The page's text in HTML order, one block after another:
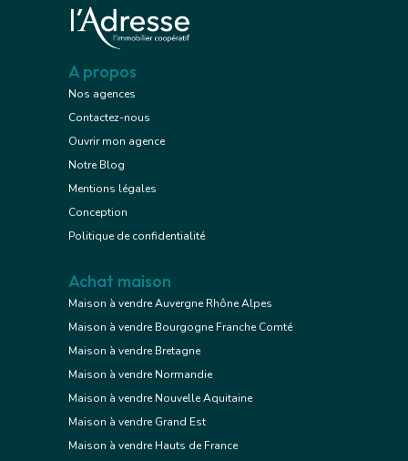
A propos
Nos agences
Contactez-nous
Ouvrir mon agence
Notre Blog
Mentions légales
Conception
Politique de confidentialité
Achat maison
Maison à vendre Auvergne Rhône Alpes
Maison à vendre Bourgogne Franche Comté
Maison à vendre Bretagne
Maison à vendre Normandie
Maison à vendre Nouvelle Aquitaine
Maison à vendre Grand Est
Maison à vendre Hauts de France